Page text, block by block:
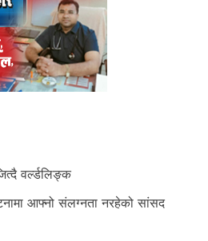
वर्ल्डलिङ्क
आफ्नो संलग्नता नरहेको सांसद